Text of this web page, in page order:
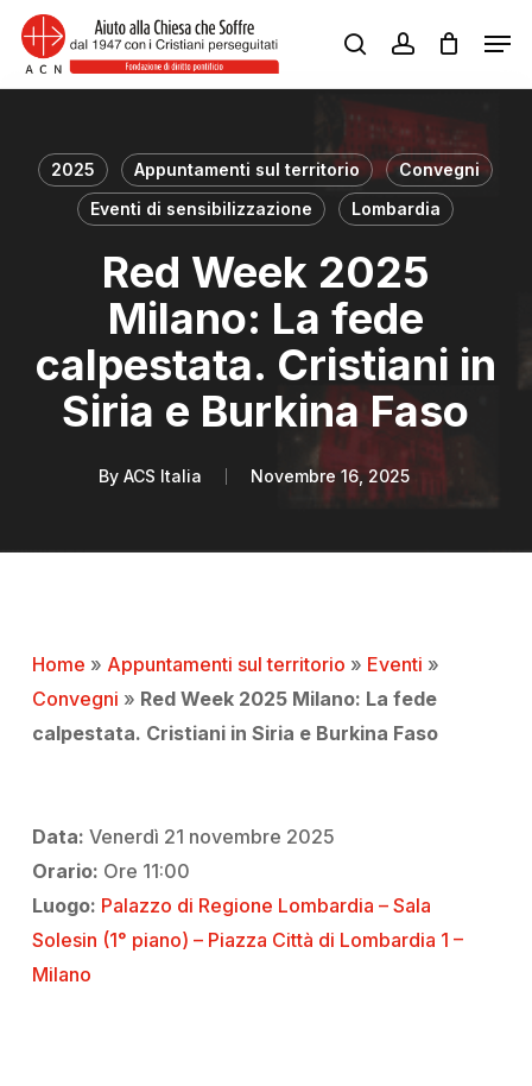
Skip
main
searchaccount
2025 Appuntamenti sul territorio
Convegni
Eventi di sensibilizzazione
Lombardia
Red Week 2025
Milano: La fede
calpestata. Cristiani in
Siria e Burkina Faso
By ACS Italia Novembre 16, 2025
Home » Appuntamenti sul territorio » Eventi »
Convegni » Red Week 2025 Milano: La fede
calpestata. Cristiani in Siria e Burkina Faso
Data: Venerdì 21 novembre 2025
Orario: Ore 11:00
Luogo: Palazzo di Regione Lombardia – Sala
Solesin (1° piano) – Piazza Città di Lombardia 1 –
Milano